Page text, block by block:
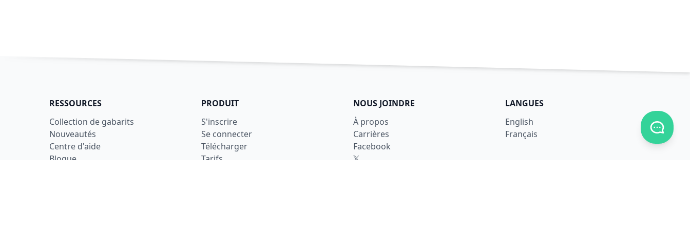
RESSOURCES
Collection de gabarits
Nouveautés
Centre d'aide
Blogue
PRODUIT
S'inscrire
Se connecter
Télécharger
Tarifs
NOUS JOINDRE
À propos
Carrières
Facebook
X
LANGUES
English
Français